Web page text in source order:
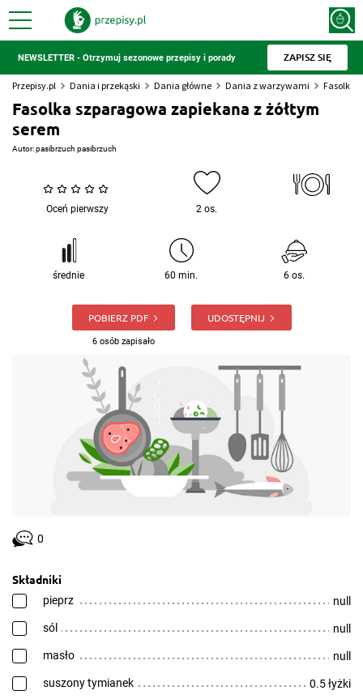
NEWSLETTER - Otrzymuj sezonowe przepisy i porady ZAPISZ SIĘ
Przepisy.pl Dania i przekąski Dania główne Dania z warzywami Fasolka
Fasolka szparagowa zapiekana z żółtym
serem
Autor:pasibrzuch pasibrzuch
Oceń pierwszy 2 os.
średnie 60 min. 6 os.
POBIERZ PDF
6 osób zapisało
UDOSTĘPNIJ
0
Składniki
pieprz null
sól null
masło null
suszony tymianek 0.5 łyżki